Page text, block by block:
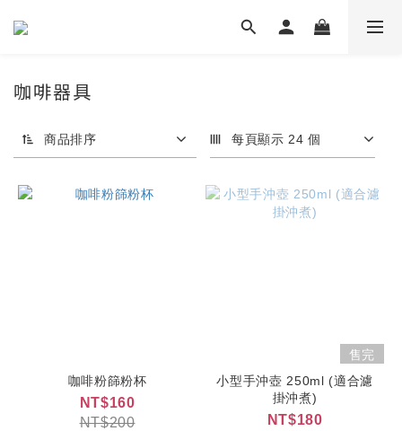
咖啡器具
商品排序 每頁顯示 24 個
咖啡粉篩粉杯
NT$160
NT$200
售完
小型手沖壺 250ml (適合濾
掛沖煮)
NT$180